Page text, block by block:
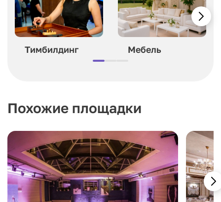
Тимбилдинг Мебель
Похожие площадки